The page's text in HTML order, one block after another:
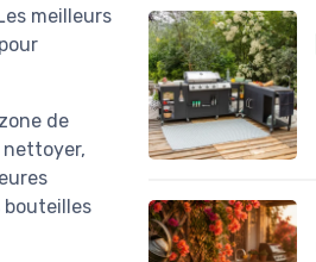
meilleurs
de
nettoyer,
bouteilles